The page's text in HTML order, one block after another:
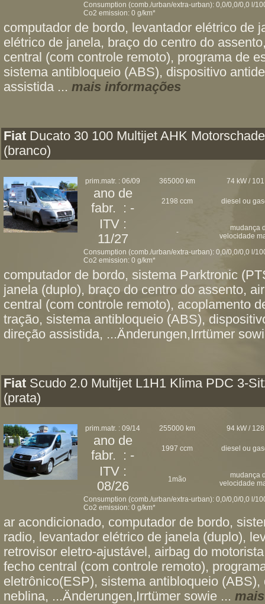
Consumption (comb./urban/extra-urban): 0,0/0,0/0,0 l/
Co2 emission: 0 g/km*
computador de bordo, levantador elétrico de
elétrico de janela, braço do centro do
central (com controle remoto), programa de
sistema antibloqueio (ABS), dispositivo
assistida ... mais informações
Fiat Ducato 30 100 Multijet AHK
(branco)
prim.matr. : 06/09 365000 km 74 kW /
ano de
fabr. : -
2198 ccm diesel ou
ITV :
11/27
-
mudança
velocidade
Consumption (comb./urban/extra-urban): 0,0/0,0/0,0 l/
Co2 emission: 0 g/km*
computador de bordo, sistema Parktronic
janela (duplo), braço do centro do assento,
central (com controle remoto), acoplamento
tração, sistema antibloqueio (ABS),
direção assistida, ...Änderungen,Irrtümer
Fiat Scudo 2.0 Multijet L1H1 Klima PDC 3-
(prata)
prim.matr. : 09/14 255000 km 94 kW /
ano de
fabr. : -
1997 ccm diesel ou
ITV :
08/26
1mão
mudança
velocidade
Consumption (comb./urban/extra-urban): 0,0/0,0/0,0 l/
Co2 emission: 0 g/km*
ar acondicionado, computador de bordo,
radio, levantador elétrico de janela (duplo),
retrovisor eletro-ajustável, airbag do
fecho central (com controle remoto),
eletrônico(ESP), sistema antibloqueio
neblina, ...Änderungen,Irrtümer sowie ...